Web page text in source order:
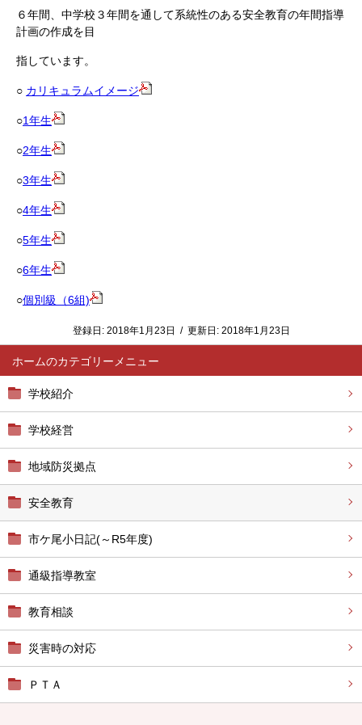
ホーム
学校紹介
学校経営
地域防災拠点
安全教育
市ケ尾小日記(～R5年度)
通級指導教室
教育相談
災害時の対応
ＰＴＡ
６年間、中学校３年間を通して系統性のある安全教育の年間指導
計画の作成を目
指しています。
○ カリキュラムイメージ
○1年生
○2年生
○3年生
○4年生
○5年生
○6年生
○個別級（6組)
登録日: 2018年1月23日 / 更新日: 2018年1月23日